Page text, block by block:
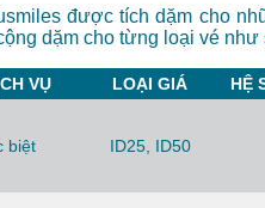
được tích dặm cho
dặm cho từng loại vé như
VỤ LOẠI GIÁ HỆ
ID25, ID50
biệt